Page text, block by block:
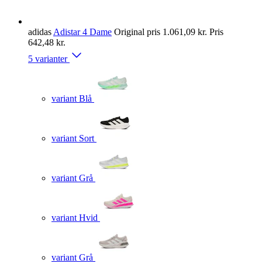
adidas Adistar 4 Dame Original pris 1.061,09 kr. Pris
642,48 kr.
5 varianter
variant Blå
variant Sort
variant Grå
variant Hvid
variant Grå